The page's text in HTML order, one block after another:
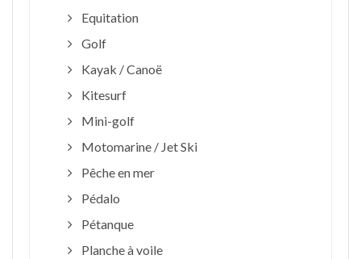
Equitation
Golf
Kayak / Canoë
Kitesurf
Mini-golf
Motomarine / Jet Ski
Pêche en mer
Pédalo
Pétanque
Planche à voile